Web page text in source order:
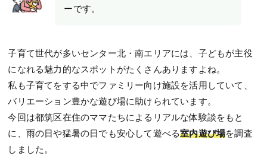
ーです。
子育て世代が多いセンター北・南エリアには、子どもが主役
になれる魅力的なスポットがたくさんありますよね。
私も子育てをする中でファミリー向け施設を活用していて、
バリエーション豊かな遊び場に助けられています。
今回は都筑区在住のママたちによるリアルな体験談をもと
に、雨の日や猛暑の日でも安心して遊べる室内遊び場を調査
しました。